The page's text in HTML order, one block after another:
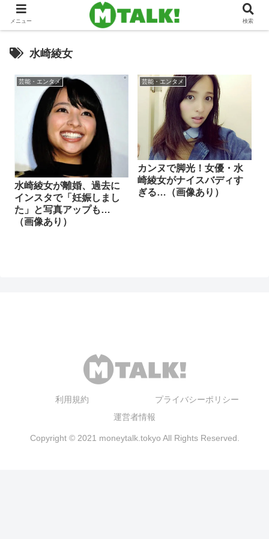
水崎綾女
芸能・エンタメ
水崎綾女が離婚、過去に
インスタで「妊娠しまし
た」と写真アップも…
（画像あり）
芸能・エンタメ
カンヌで脚光！女優・水
崎綾女がナイスバディす
ぎる…（画像あり）
利用規約
プライバシーポリシー
運営者情報
Copyright © 2021 moneytalk.tokyo All Rights Reserved.
メニュー 検索